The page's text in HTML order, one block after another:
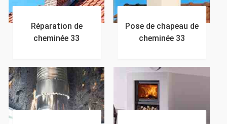
Réparation de
cheminée 33
Pose de chapeau de
cheminée 33